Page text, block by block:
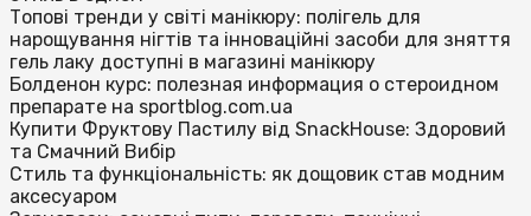
Топові тренди у світі манікюру: полігель для
нарощування нігтів та інноваційні засоби для зняття
гель лаку доступні в магазині манікюру
Болденон курс: полезная информация о стероидном
препарате на sportblog.com.ua
Купити Фруктову Пастилу від SnackHouse: Здоровий
та Смачний Вибір
Стиль та функціональність: як дощовик став модним
аксесуаром